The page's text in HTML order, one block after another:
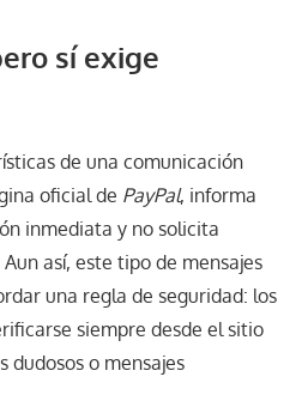
sí exige
de una comunicación
oficial de PayPal, informa
inmediata y no solicita
así, este tipo de mensajes
una regla de seguridad: los
siempre desde el sitio
dudosos o mensajes